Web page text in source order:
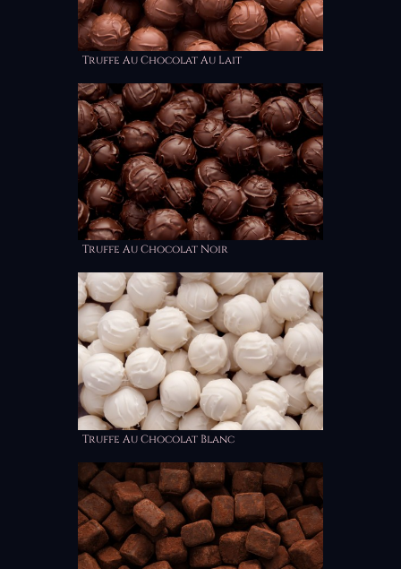
Truffe Au Chocolat Au Lait
Truffe Au Chocolat Noir
Truffe Au Chocolat Blanc